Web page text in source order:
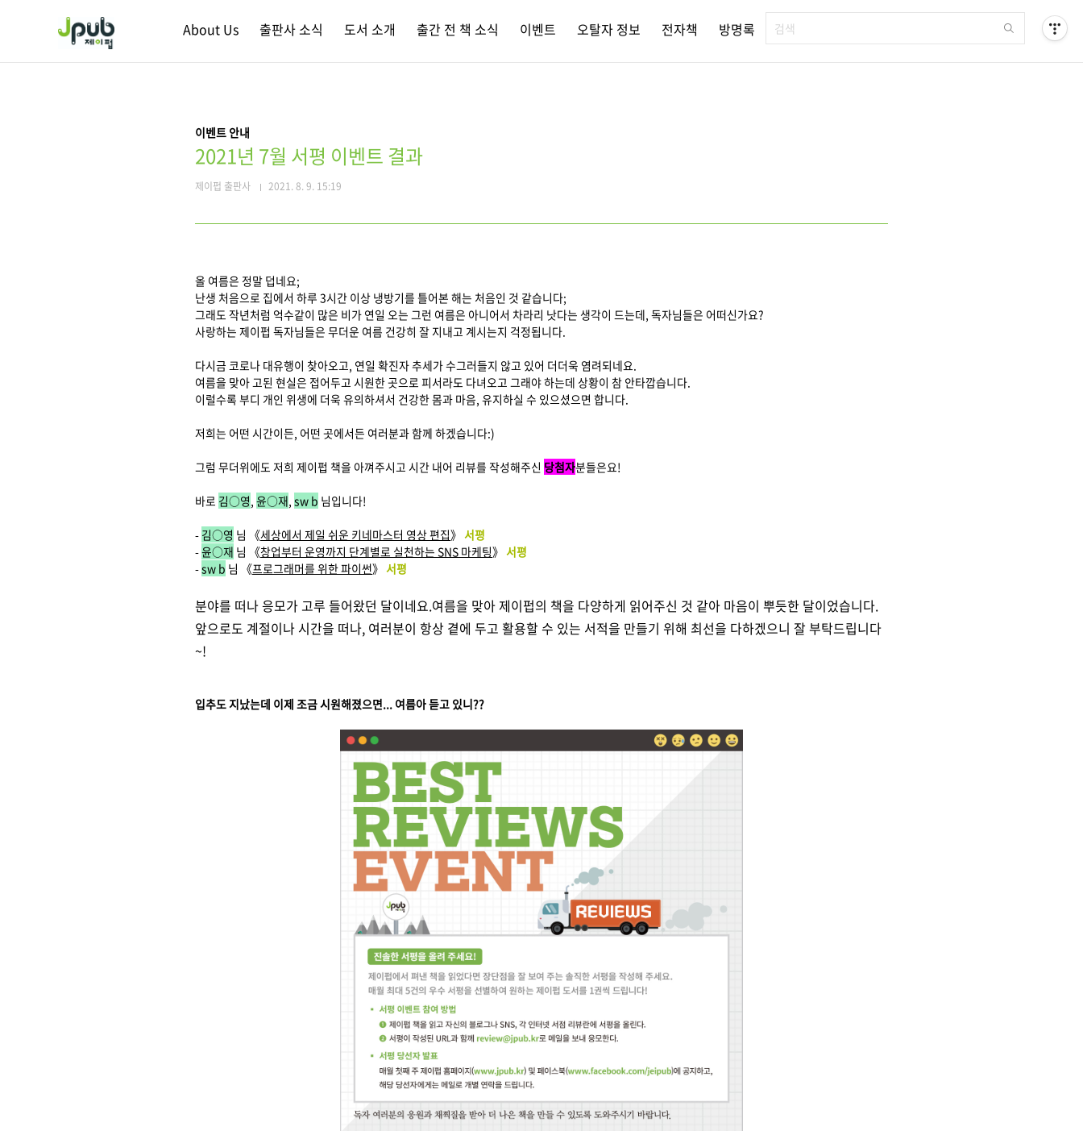
About Us 출판사 소식 도서 소개 출간 전 책 소식 이벤트 오탈자 정보 전자책 방명록
이벤트 안내
2021년 7월 서평 이벤트 결과
제이펍 출판사 2021. 8. 9. 15:19
올 여름은 정말 덥네요;
난생 처음으로 집에서 하루 3시간 이상 냉방기를 틀어본 해는 처음인 것 같습니다;
그래도 작년처럼 억수같이 많은 비가 연일 오는 그런 여름은 아니어서 차라리 낫다는 생각이 드는데, 독자님들은 어떠신가요?
사랑하는 제이펍 독자님들은 무더운 여름 건강히 잘 지내고 계시는지 걱정됩니다.
다시금 코로나 대유행이 찾아오고, 연일 확진자 추세가 수그러들지 않고 있어 더더욱 염려되네요.
여름을 맞아 고된 현실은 접어두고 시원한 곳으로 피서라도 다녀오고 그래야 하는데 상황이 참 안타깝습니다.
이럴수록 부디 개인 위생에 더욱 유의하셔서 건강한 몸과 마음, 유지하실 수 있으셨으면 합니다.
저희는 어떤 시간이든, 어떤 곳에서든 여러분과 함께 하겠습니다:)
그럼 무더위에도 저희 제이펍 책을 아껴주시고 시간 내어 리뷰를 작성해주신 당첨자분들은요!
바로 김○영, 윤○재, sw b 님입니다!
- 김○영 님 《세상에서 제일 쉬운 키네마스터 영상 편집》 서평
-윤○재 님 《창업부터 운영까지 단계별로 실천하는 SNS 마케팅》 서평
-sw b 님 《프로그래머를 위한 파이썬》 서평
분야를 떠나 응모가 고루 들어왔던 달이네요.여름을 맞아 제이펍의 책을 다양하게 읽어주신 것 같아 마음이 뿌듯한 달이었습니다.
앞으로도 계절이나 시간을 떠나, 여러분이 항상 곁에 두고 활용할 수 있는 서적을 만들기 위해 최선을 다하겠으니 잘 부탁드립니다
~!
입추도 지났는데 이제 조금 시원해졌으면... 여름아 듣고 있니??